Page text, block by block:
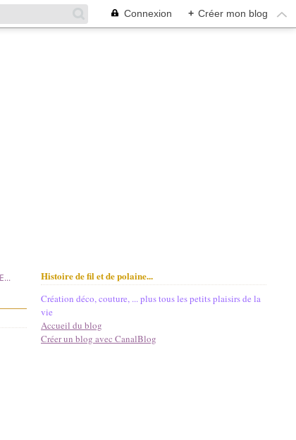
Connexion + Créer mon blog
Histoire de fil et de polaine...
Création déco, couture, ... plus tous les petits plaisirs de la
vie
Accueil du blog
Créer un blog avec CanalBlog